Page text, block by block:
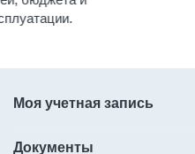
Моя учетная запись
Документы